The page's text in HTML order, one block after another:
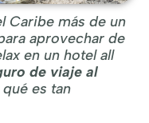
Caribe más de un
aprovechar de
en un hotel all
de viaje al
es tan